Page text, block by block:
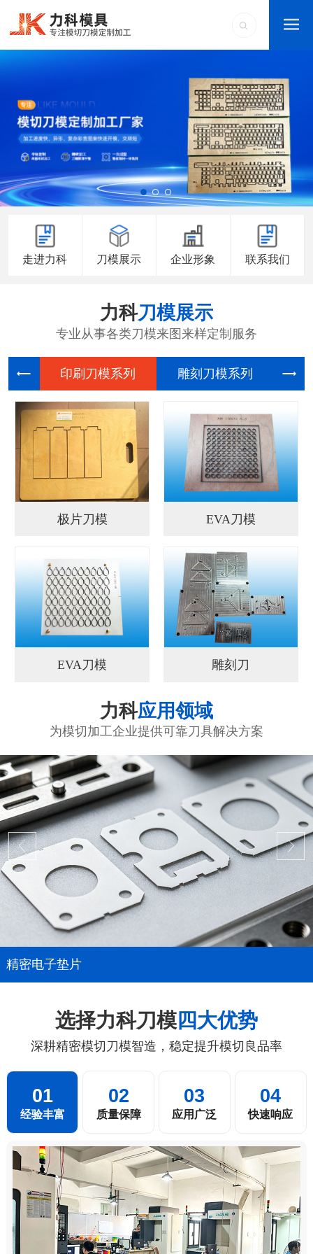
走进力科 刀模展示 企业形象 联系我们
力科刀模展示
专业从事各类刀模来图来样定制服务
印刷刀模 雕刻刀模
极片刀模 EVA刀模
EVA刀模 雕刻刀
力科应用领域
为模切加工企业提供可靠刀具解决方案
精密电子垫片
选择力科刀模四大优势
深耕精密模切刀模智造，稳定提升模切良品率
01
经验丰富
02
质量保障
03
应用广泛
04
快速响应